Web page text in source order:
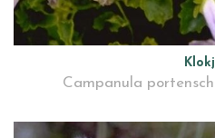
Campanula